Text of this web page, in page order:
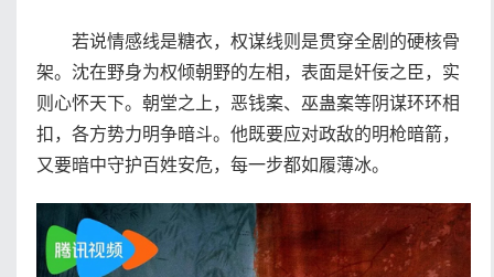
若说情感线是糖衣，权谋线则是贯穿全剧的硬核骨
架。沈在野身为权倾朝野的左相，表面是奸佞之臣，实
则心怀天下。朝堂之上，恶钱案、巫蛊案等阴谋环环相
扣，各方势力明争暗斗。他既要应对政敌的明枪暗箭，
又要暗中守护百姓安危，每一步都如履薄冰。